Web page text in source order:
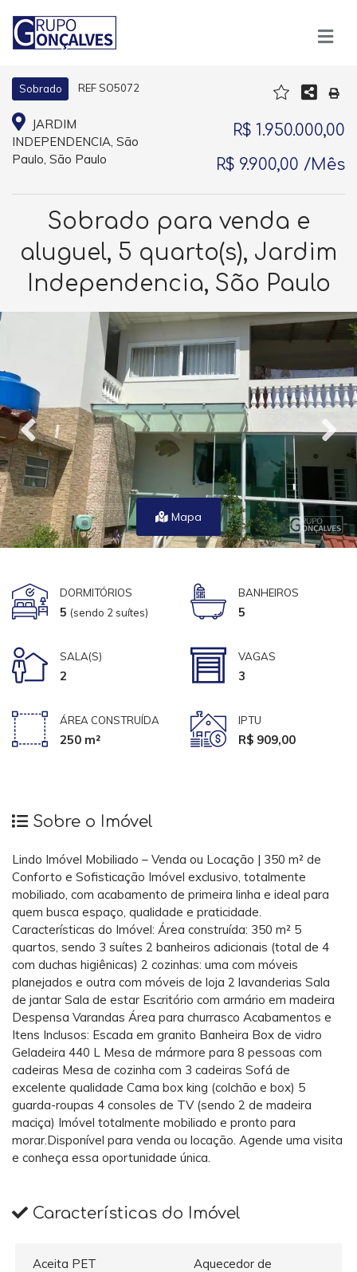
Sobrado REF SO5072
JARDIM
INDEPENDENCIA, São
Paulo, São Paulo
R$ 1.950.000,00
R$ 9.900,00 /Mês
Sobrado para venda e
aluguel, 5 quarto(s), Jardim
Independencia, São Paulo
Mapa
DORMITÓRIOS
5 (sendo 2 suítes)
BANHEIROS
5
SALA(S)
2
VAGAS
3
ÁREA CONSTRUÍDA
250 m²
IPTU
R$ 909,00
Sobre o Imóvel
Lindo Imóvel Mobiliado – Venda ou Locação | 350 m² de
Conforto e Sofisticação Imóvel exclusivo, totalmente
mobiliado, com acabamento de primeira linha e ideal para
quem busca espaço, qualidade e praticidade.
Características do Imóvel: Área construída: 350 m² 5
quartos, sendo 3 suítes 2 banheiros adicionais (total de 4
com duchas higiênicas) 2 cozinhas: uma com móveis
planejados e outra com móveis de loja 2 lavanderias Sala
de jantar Sala de estar Escritório com armário em madeira
Despensa Varandas Área para churrasco Acabamentos e
Itens Inclusos: Escada em granito Banheira Box de vidro
Geladeira 440 L Mesa de mármore para 8 pessoas com
cadeiras Mesa de cozinha com 3 cadeiras Sofá de
excelente qualidade Cama box king (colchão e box) 5
guarda-roupas 4 consoles de TV (sendo 2 de madeira
maciça) Imóvel totalmente mobiliado e pronto para
morar.Disponível para venda ou locação. Agende uma visita
e conheça essa oportunidade única.
Características do Imóvel
Aceita PET
Aquecedor de